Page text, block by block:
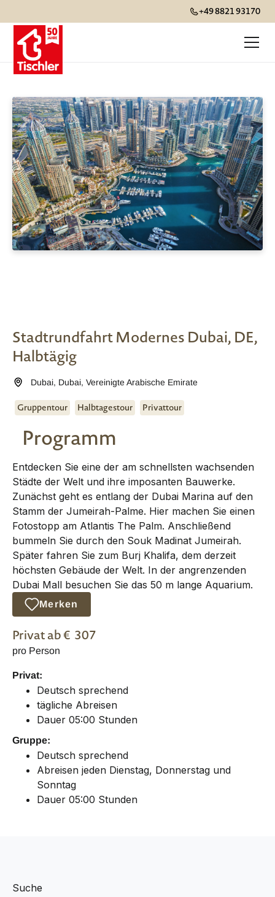
+49 8821 93170
Stadtrundfahrt Modernes Dubai, DE,
Halbtägig
Dubai, Dubai,Vereinigte Arabische Emirate
Gruppentour Halbtagestour Privattour
Programm
Entdecken Sie eine der am schnellsten wachsenden
Städte der Welt und ihre imposanten Bauwerke.
Zunächst geht es entlang der Dubai Marina auf den
Stamm der Jumeirah-Palme. Hier machen Sie einen
Fotostopp am Atlantis The Palm. Anschließend
bummeln Sie durch den Souk Madinat Jumeirah.
Später fahren Sie zum Burj Khalifa, dem derzeit
höchsten Gebäude der Welt. In der angrenzenden
Dubai Mall besuchen Sie das 50 m lange Aquarium.
Merken
Privatab € 307
pro Person
Privat:
Deutsch sprechend
tägliche Abreisen
Dauer 05:00 Stunden
Gruppe:
Deutsch sprechend
Abreisen jeden Dienstag, Donnerstag und
Sonntag
Dauer 05:00 Stunden
Suche